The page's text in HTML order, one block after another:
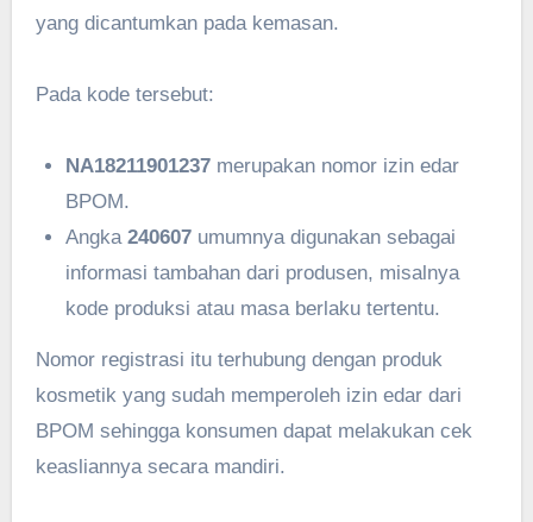
yang dicantumkan pada kemasan.
Pada kode tersebut:
NA18211901237 merupakan nomor izin edar
BPOM.
Angka240607 umumnya digunakan sebagai
informasi tambahan dari produsen, misalnya
kode produksi atau masa berlaku tertentu.
Nomor registrasi itu terhubung dengan produk
kosmetik yang sudah memperoleh izin edar dari
BPOM sehingga konsumen dapat melakukan cek
keasliannya secara mandiri.